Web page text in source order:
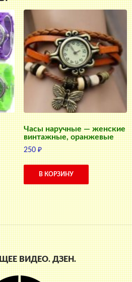
Часы наручные — женские
винтажные, оранжевые
250₽
В КОРЗИНУ
ВИДЕО. ДЗЕН.